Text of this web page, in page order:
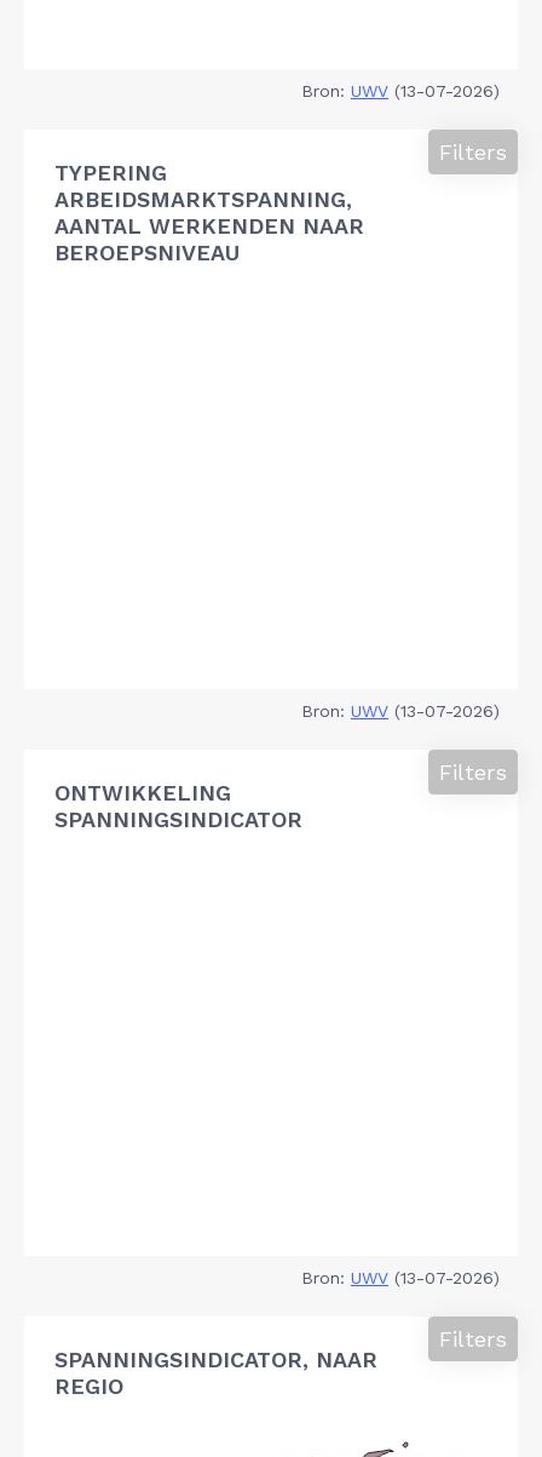
Bron: UWV (13-07-2026)
TYPERING
ARBEIDSMARKTSPANNING,
AANTAL WERKENDEN NAAR
BEROEPSNIVEAU
Filters
Bron: UWV (13-07-2026)
ONTWIKKELING
SPANNINGSINDICATOR
Filters
Bron: UWV (13-07-2026)
SPANNINGSINDICATOR, NAAR
REGIO
Filters